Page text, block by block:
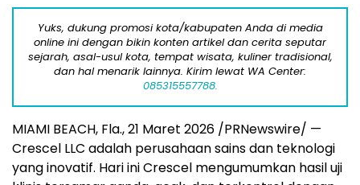
Yuks, dukung promosi kota/kabupaten Anda di media
online ini dengan bikin konten artikel dan cerita seputar
sejarah, asal-usul kota, tempat wisata, kuliner tradisional,
dan hal menarik lainnya. Kirim lewat WA Center:
085315557788.
MIAMI BEACH, Fla.,21 Maret 2026 /PRNewswire/ —
Crescel LLC adalah perusahaan sains dan teknologi
yang inovatif. Hari ini Crescel mengumumkan hasil uji